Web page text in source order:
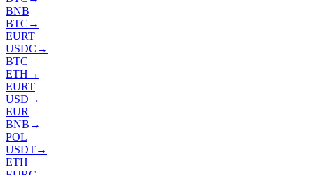
BNB
BTC →
EURT
USDC →
BTC
ETH →
EURT
USD →
EUR
BNB →
POL
USDT→
ETH